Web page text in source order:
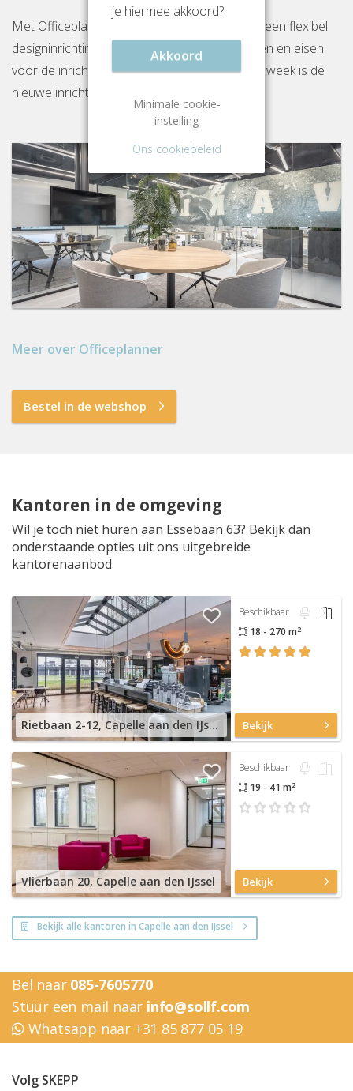
Met Officeplanner huur, huurkoop of koop je een flexibel
designinrichtingspakket op basis van je wensen en eisen
voor de inrichting van jouw kantoor. Binnen 1 week is de
nieuwe inrichting gereed op locatie.
Meer over Officeplanner
Bestel in de webshop
Kantoren in de omgeving
Wil je toch niet huren aan Essebaan 63? Bekijk dan
onderstaande opties uit ons uitgebreide
kantorenaanbod
Rietbaan 2-12, Capelle aan den IJssel
Beschikbaar
18 - 270 m2
Bekijk
Vlierbaan 20, Capelle aan den IJssel
Beschikbaar
19 - 41 m2
Bekijk
Bekijk alle kantoren in Capelle aan den IJssel
je hiermee akkoord?
Akkoord
Minimale cookie-
instelling
Ons cookiebeleid
Bel naar 085-7605770
Stuur een mail naar info@sollf.com
Whatsapp naar +31 85 877 05 19
Volg SKEPP